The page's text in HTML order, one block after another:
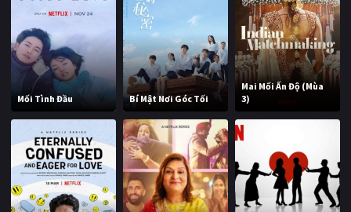
Mối Tình Đầu Bí Mật Nơi Góc Tối
Mai Mối Ấn Độ (Mùa
3)